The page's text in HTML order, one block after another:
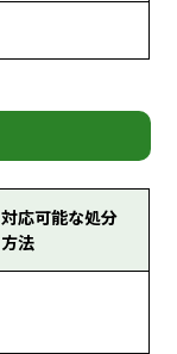
対応可能な処分
方法